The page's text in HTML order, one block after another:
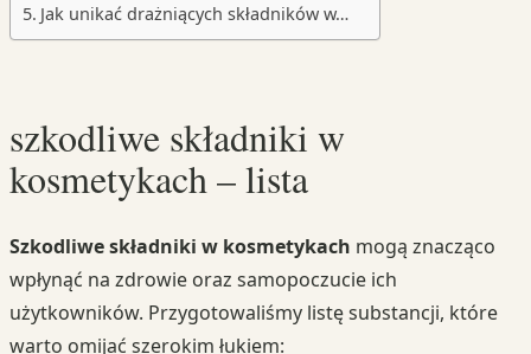
Jak unikać drażniących składników w…
szkodliwe składniki w
kosmetykach – lista
Szkodliwe składniki w kosmetykach mogą znacząco
wpłynąć na zdrowie oraz samopoczucie ich
użytkowników. Przygotowaliśmy listę substancji, które
warto omijać szerokim łukiem: